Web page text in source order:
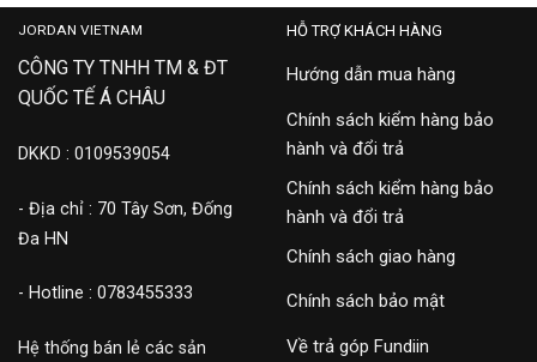
JORDAN VIETNAM
CÔNG TY TNHH TM & ĐT
QUỐC TẾ Á CHÂU
DKKD : 0109539054
- Địa chỉ : 70 Tây Sơn, Đống
Đa HN
- Hotline : 0783455333
Hệ thống bán lẻ các sản
HỖ TRỢ KHÁCH HÀNG
Hướng dẫn mua hàng
Chính sách kiểm hàng bảo
hành và đổi trả
Chính sách kiểm hàng bảo
hành và đổi trả
Chính sách giao hàng
Chính sách bảo mật
Về trả góp Fundiin